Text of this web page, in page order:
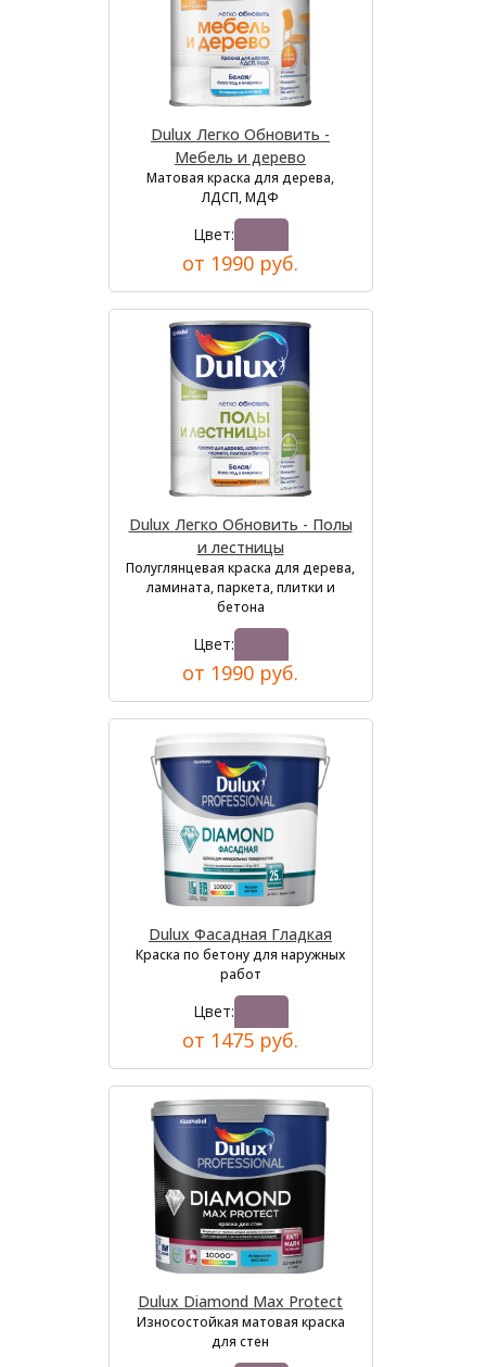
Dulux Легко Обновить -
Мебель и дерево
Матовая краска для дерева,
ЛДСП, МДФ
Цвет:
от 1990 руб.
Dulux Легко Обновить - Полы
и лестницы
Полуглянцевая краска для дерева,
ламината, паркета, плитки и
бетона
Цвет:
от 1990 руб.
Dulux Фасадная Гладкая
Краска по бетону для наружных
работ
Цвет:
от 1475 руб.
Dulux Diamond Max Protect
Износостойкая матовая краска
для стен